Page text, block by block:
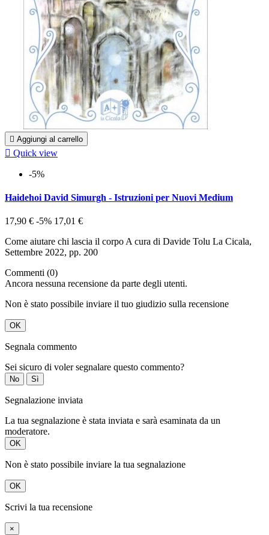
 Aggiungi al carrello
 Quick view
-5%
Haidehoi David Simurgh - Istruzioni per Nuovi Medium
17,90 € -5% 17,01 €
Come aiutare chi lascia il corpo A cura di Davide Tolu La Cicala,
Settembre 2022, pp. 200
Commenti (0)
Ancora nessuna recensione da parte degli utenti.
Non è stato possibile inviare il tuo giudizio sulla recensione
OK
Segnala commento
Sei sicuro di voler segnalare questo commento?
No Sì
Segnalazione inviata
La tua segnalazione è stata inviata e sarà esaminata da un
moderatore.
OK
Non è stato possibile inviare la tua segnalazione
OK
Scrivi la tua recensione
×